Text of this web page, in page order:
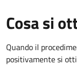
Cosa si
Quando il
positivamente si